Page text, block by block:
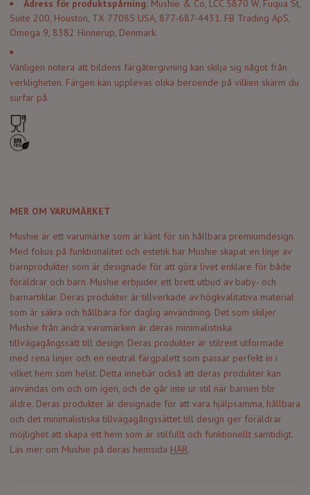
Adress för produktspårning: Mushie & Co, LCC 5870 W. Fuqua St,
Suite 200, Houston, TX 77085 USA, 877-687-4431. FB Trading ApS,
Omega 9, 8382 Hinnerup, Denmark.
Vänligen notera att bildens färgåtergivning kan skilja sig något från
verkligheten. Färgen kan upplevas olika beroende på vilken skärm du
surfar på.
MER OM VARUMÄRKET
Mushie är ett varumärke som är känt för sin hållbara premiumdesign.
Med fokus på funktionalitet och estetik har Mushie skapat en linje av
barnprodukter som är designade för att göra livet enklare för både
föräldrar och barn. Mushie erbjuder ett brett utbud av baby- och
barnartiklar. Deras produkter är tillverkade av högkvalitativa material
som är säkra och hållbara för daglig användning. Det som skiljer
Mushie från andra varumärken är deras minimalistiska
tillvägagångssätt till design. Deras produkter är stilrent utformade
med rena linjer och en neutral färgpalett som passar perfekt in i
vilket hem som helst. Detta innebär också att deras produkter kan
användas om och om igen, och de går inte ur stil när barnen blir
äldre. Deras produkter är designade för att vara hjälpsamma, hållbara
och det minimalistiska tillvägagångssättet till design ger föräldrar
möjlighet att skapa ett hem som är stilfullt och funktionellt samtidigt.
Läs mer om Mushie på deras hemsida HÄR.